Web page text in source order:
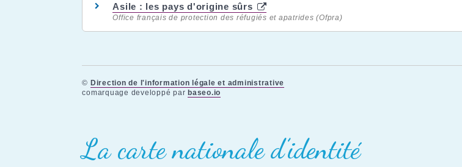
Asile : les pays d'origine sûrs
Office français de protection des réfugiés et apatrides (Ofpra)
© Direction de l'information légale et administrative
comarquage developpé par baseo.io
La carte nationale d’identité